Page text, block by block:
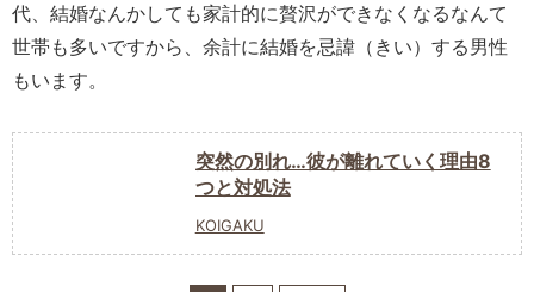
代、結婚なんかしても家計的に贅沢ができなくなるなんて
世帯も多いですから、余計に結婚を忌諱（きい）する男性
もいます。
突然の別れ…彼が離れていく理由8
つと対処法
KOIGAKU